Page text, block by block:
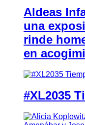
Aldeas
una
rinde
en
#XL2035